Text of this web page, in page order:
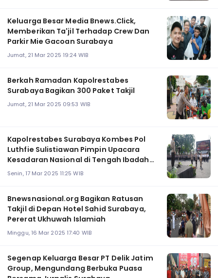
Keluarga Besar Media Bnews.Click,
Memberikan Ta'jil Terhadap Crew Dan
Parkir Mie Gacoan Surabaya
Jumat, 21 Mar 2025 19:24 WIB
Berkah Ramadan Kapolrestabes
Surabaya Bagikan 300 Paket Takjil
Jumat, 21 Mar 2025 09:53 WIB
Kapolrestabes Surabaya Kombes Pol
Luthfie Sulistiawan Pimpin Upacara
Kesadaran Nasional di Tengah Ibadah
Puasa
Senin, 17 Mar 2025 11:25 WIB
Bnewsnasional.org Bagikan Ratusan
Takjil di Depan Hotel Sahid Surabaya,
Pererat Ukhuwah Islamiah
Minggu, 16 Mar 2025 17:40 WIB
Segenap Keluarga Besar PT Delik Jatim
Group, Mengundang Berbuka Puasa